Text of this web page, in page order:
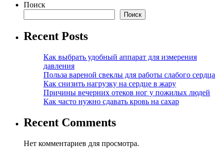
Поиск
Поиск
Recent Posts
Как выбрать удобный аппарат для измерения
давления
Польза вареной свеклы для работы слабого сердца
Как снизить нагрузку на сердце в жару
Причины вечерних отеков ног у пожилых людей
Как часто нужно сдавать кровь на сахар
Recent Comments
Нет комментариев для просмотра.